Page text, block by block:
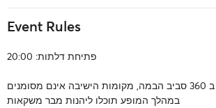
Event Rules
פתיחת דלתות: 20:00
במהלך המופע תוכלו ליהנות מבר משקאות